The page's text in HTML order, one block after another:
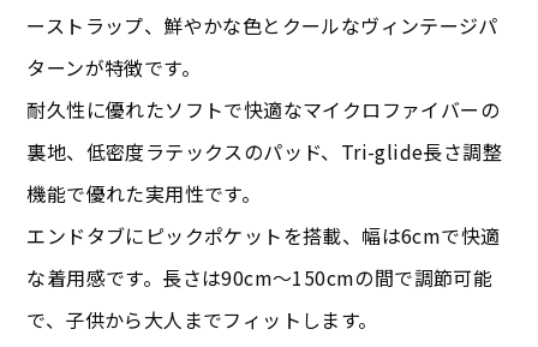
ーストラップ、鮮やかな色とクールなヴィンテージパ
ターンが特徴です。
耐久性に優れたソフトで快適なマイクロファイバーの
裏地、低密度ラテックスのパッド、Tri-glide長さ調整
機能で優れた実用性です。
エンドタブにピックポケットを搭載、幅は6cmで快適
な着用感です。長さは90cm～150cmの間で調節可能
で、子供から大人までフィットします。